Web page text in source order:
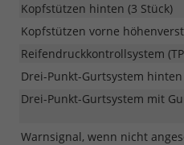
Kopfstützen hinten (3 Stück)
Kopfstützen vorne
Reifendruckkontrollsystem
Drei-Punkt-Gurtsystem hinten
Drei-Punkt-Gurtsystem mit
Warnsignal, wenn nicht